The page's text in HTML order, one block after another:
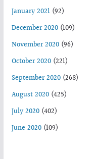
January 2021(92)
December 2020(109)
November 2020(96)
October 2020(221)
September 2020(268)
August 2020(425)
July 2020(402)
June 2020(109)